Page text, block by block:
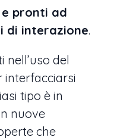
pronti ad
di interazione.
nell’uso del
tipo è in
nuove
che